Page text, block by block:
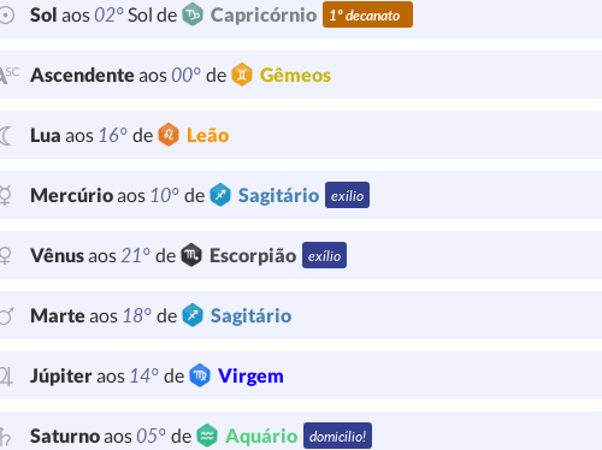
Sol aos02°Sol de Capricórnio 1º decanato
Ascendenteaos00° de Gêmeos
Lua aos 16° de Leão
Mercúrioaos 10° de Sagitário exílio
Vênusaos21° de Escorpião exílio
Marteaos 18° de Sagitário
Júpiteraos 14° de Virgem
Saturnoaos05° de Aquário domicílio!